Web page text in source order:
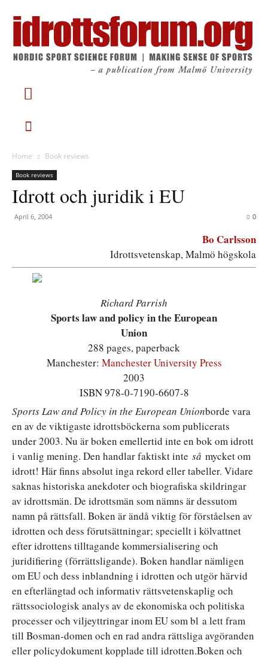
Home Book reviews
Book reviews
Idrott och juridik i EU
April 6, 2004 0
Bo Carlsson
Idrottsvetenskap, Malmö högskola
Richard Parrish
Sports law and policy in the European
Union
288 pages, paperback
Manchester: Manchester University Press
2003
ISBN 978-0-7190-6607-8
Sports Law and Policy in the European Unionborde vara
en av de viktigaste idrottsböckerna som publicerats
under 2003. Nu är boken emellertid inte en bok om idrott
i vanlig mening. Den handlar faktiskt inte så mycket om
idrott! Här finns absolut inga rekord eller tabeller. Vidare
saknas historiska anekdoter och biografiska skildringar
av idrottsmän. De idrottsmän som nämns är dessutom
namn på rättsfall. Boken är ändå viktig för förståelsen av
idrotten och dess förutsättningar; speciellt i kölvattnet
efter idrottens tilltagande kommersialisering och
juridifiering (förrättsligande). Boken handlar nämligen
om EU och dess inblandning i idrotten och utgör härvid
en efterlängtad och informativ rättsvetenskaplig och
rättssociologisk analys av de ekonomiska och politiska
processer och viljeyttringar inom EU som bl a lett fram
till Bosman-domen och en rad andra rättsliga avgöranden
eller policydokument kopplade till idrotten.Boken och